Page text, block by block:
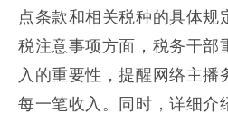
点条款和相关税种的具体规
税注意事项方面，税务干部
入的重要性，提醒网络主播
每一笔收入。同时，详细介